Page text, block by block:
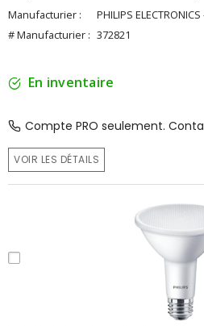
Manufacturier :
PHILIPS
# Manufacturier : 372821
En inventaire
Compte PRO seulement.
VOIR LES DÉTAILS